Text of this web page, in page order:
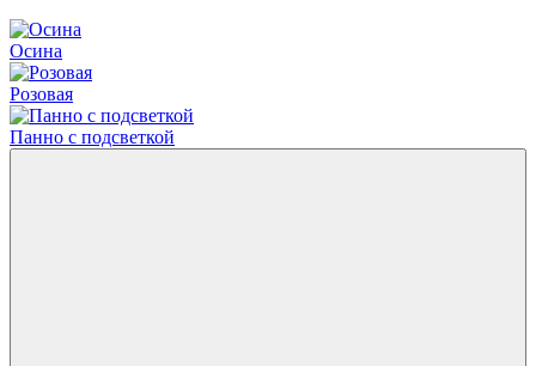
Осина
Розовая
Панно с подсветкой